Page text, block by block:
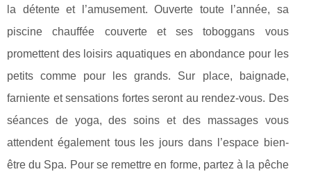
la détente et l’amusement. Ouverte toute l’année, sa
piscine chauffée couverte et ses toboggans vous
promettent des loisirs aquatiques en abondance pour les
petits comme pour les grands. Sur place, baignade,
farniente et sensations fortes seront au rendez-vous. Des
séances de yoga, des soins et des massages vous
attendent également tous les jours dans l’espace bien-
être du Spa. Pour se remettre en forme, partez à la pêche